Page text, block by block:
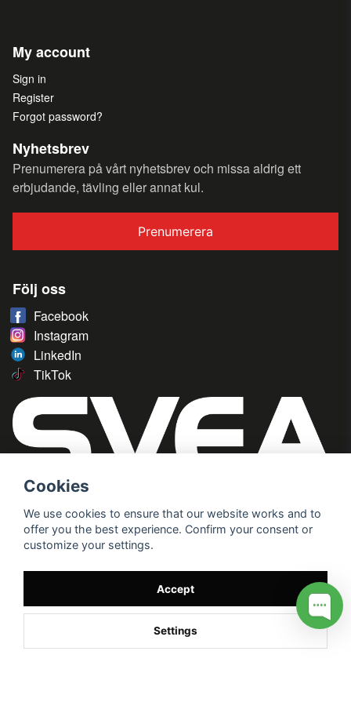
My account
Sign in
Register
Forgot password?
Nyhetsbrev
Prenumerera på vårt nyhetsbrev och missa aldrig ett
erbjudande, tävling eller annat kul.
Prenumerera
Följ oss
Facebook
Instagram
LinkedIn
TikTok
Cookies
We use cookies to ensure that our website works and to
offer you the best experience. Confirm your consent or
customize your settings.
Accept
Settings